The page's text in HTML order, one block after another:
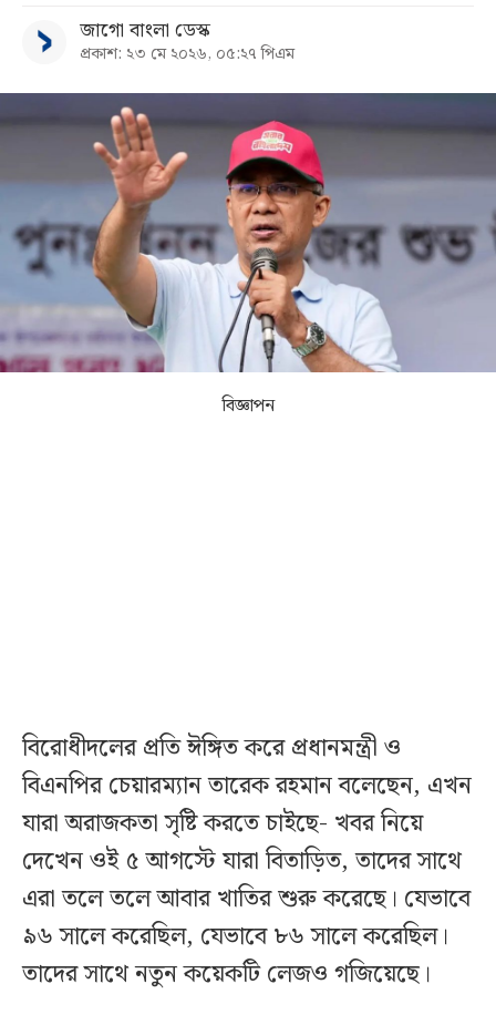
আর্কাইভ
কনভার্টার
জাগো বাংলা ডেস্ক
প্রকাশ: ২৩ মে ২০২৬, ০৫:২৭ পিএম
বিজ্ঞাপন
বিরোধীদলের প্রতি ঈঙ্গিত করে প্রধানমন্ত্রী ও
বিএনপির চেয়ারম্যান তারেক রহমান বলেছেন, এখন
যারা অরাজকতা সৃষ্টি করতে চাইছে- খবর নিয়ে
দেখেন ওই ৫ আগস্টে যারা বিতাড়িত, তাদের সাথে
এরা তলে তলে আবার খাতির শুরু করেছে। যেভাবে
৯৬ সালে করেছিল, যেভাবে ৮৬ সালে করেছিল।
তাদের সাথে নতুন কয়েকটি লেজও গজিয়েছে।